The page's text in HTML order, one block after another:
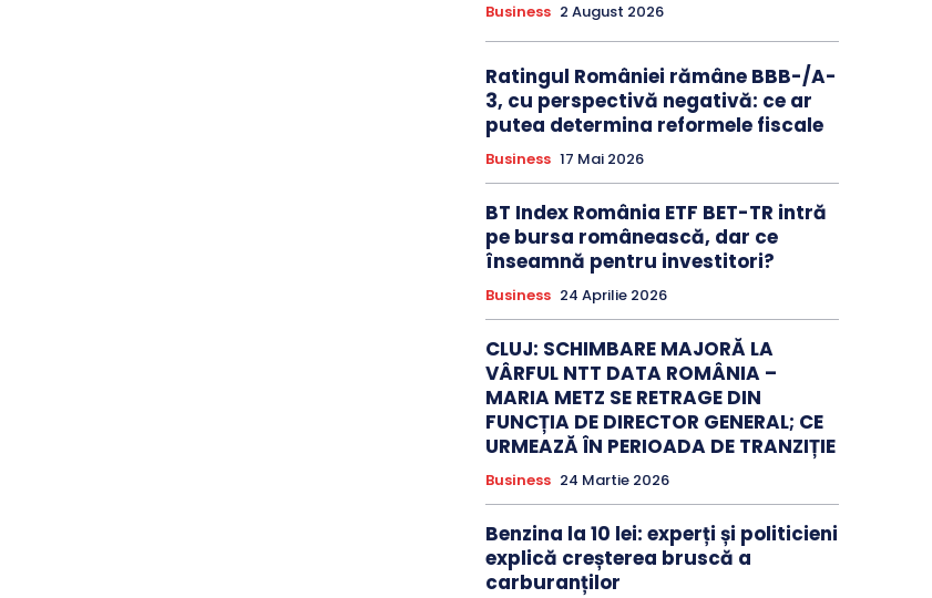
Business 2 August 2026
Ratingul României rămâne BBB-/A-
3, cu perspectivă negativă: ce ar
putea determina reformele fiscale
Business 17 Mai 2026
BT Index România ETF BET-TR intră
pe bursa românească, dar ce
înseamnă pentru investitori?
Business 24 Aprilie 2026
CLUJ: SCHIMBARE MAJORĂ LA
VÂRFUL NTT DATA ROMÂNIA –
MARIA METZ SE RETRAGE DIN
FUNCȚIA DE DIRECTOR GENERAL; CE
URMEAZĂ ÎN PERIOADA DE TRANZIȚIE
Business 24 Martie 2026
Benzina la 10 lei: experți și politicieni
explică creșterea bruscă a
carburanților